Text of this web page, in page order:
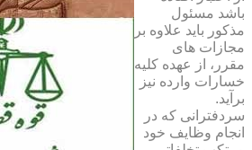
باشد مسئول
مذکور باید علاوه بر
مجازات های
مقرر، از عهده کلیه
خسارات وارده نیز
برآید.
سردفترانی که در
انجام وظایف خود